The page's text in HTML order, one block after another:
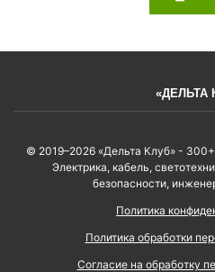
«ДЕЛЬТА
© 2019–2026 «Дельта Клуб» -
Электрика, кабель,
безопасности,
Политика
Политика обработки
Согласие на обработку